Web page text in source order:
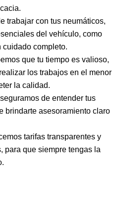
trabajar con tus neumáticos,
del vehículo, como
cuidado completo.
que tu tiempo es valioso,
los trabajos en el menor
la calidad.
de entender tus
brindarte asesoramiento claro
tarifas transparentes y
para que siempre tengas la